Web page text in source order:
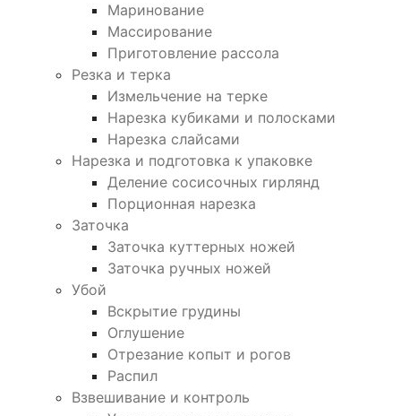
Маринование
Массирование
Приготовление рассола
Резка и терка
Измельчение на терке
Нарезка кубиками и полосками
Нарезка слайсами
Нарезка и подготовка к упаковке
Деление сосисочных гирлянд
Порционная нарезка
Заточка
Заточка куттерных ножей
Заточка ручных ножей
Убой
Вскрытие грудины
Оглушение
Отрезание копыт и рогов
Распил
Взвешивание и контроль